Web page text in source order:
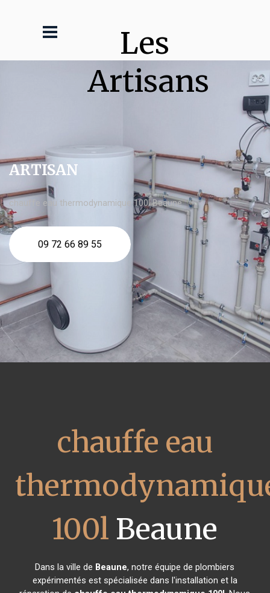
Les
Artisans
ARTISAN
chauffe eau thermodynamique 100l Beaune
09 72 66 89 55
chauffe eau
100l Beaune
Dans la ville de Beaune, notre équipe de plombiers
expérimentés est spécialisée dans l'installation et la